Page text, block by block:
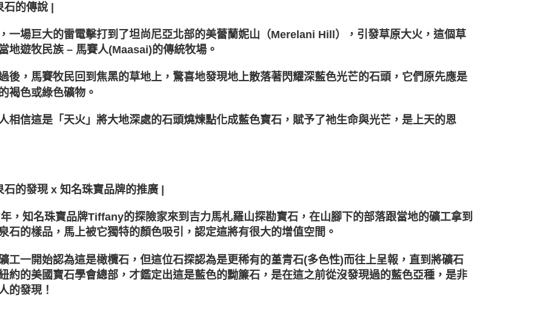
石的傳說 |
一場巨大的雷電擊打到了坦尚尼亞北部的美蕾蘭妮山（Merelani Hill），引發草原大火，這個草
地遊牧民族 – 馬賽人(Maasai)的傳統牧場。
後，馬賽牧民回到焦黑的草地上，驚喜地發現地上散落著閃耀深藍色光芒的石頭，它們原先應是
褐色或綠色礦物。
相信這是「天火」將大地深處的石頭燒煉點化成藍色寶石，賦予了祂生命與光芒，是上天的恩
石的發現 x 知名珠寶品牌的推廣 |
，知名珠寶品牌Tiffany的探險家來到吉力馬札羅山探勘寶石，在山腳下的部落跟當地的礦工拿到
泉石的樣品，馬上被它獨特的顏色吸引，認定這將有很大的增值空間。
工一開始認為這是橄欖石，但這位石探認為是更稀有的堇青石(多色性)而往上呈報，直到將礦石
約的美國寶石學會總部，才鑑定出這是藍色的黝簾石，是在這之前從沒發現過的藍色亞種，是非
的發現！